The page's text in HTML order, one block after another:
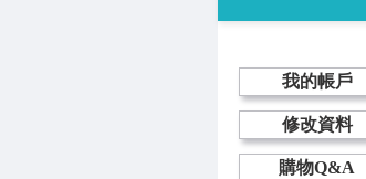
我的帳戶
修改資料
購物Q&A